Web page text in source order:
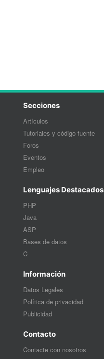
Secciones
Artículos
Tutoriales y código fuente
Foros
Eventos
Empleo
Lenguajes Destacados
PHP
Java
ASP
Bases de datos
C
Información
Datos Legales
Política de privacidad
Publicidad
Contacto
Contacte con nosotros